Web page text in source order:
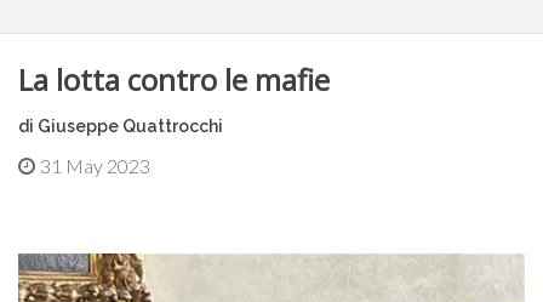
La lotta contro le mafie
di Giuseppe Quattrocchi
31 May 2023